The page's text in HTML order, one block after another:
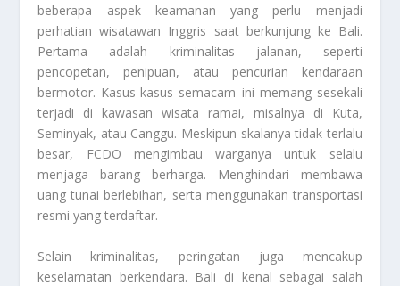
beberapa aspek keamanan yang perlu menjadi
perhatian wisatawan Inggris saat berkunjung ke Bali.
Pertama adalah kriminalitas jalanan, seperti
pencopetan, penipuan, atau pencurian kendaraan
bermotor. Kasus-kasus semacam ini memang sesekali
terjadi di kawasan wisata ramai, misalnya di Kuta,
Seminyak, atau Canggu. Meskipun skalanya tidak terlalu
besar, FCDO mengimbau warganya untuk selalu
menjaga barang berharga. Menghindari membawa
uang tunai berlebihan, serta menggunakan transportasi
resmi yang terdaftar.
Selain kriminalitas, peringatan juga mencakup
keselamatan berkendara. Bali di kenal sebagai salah